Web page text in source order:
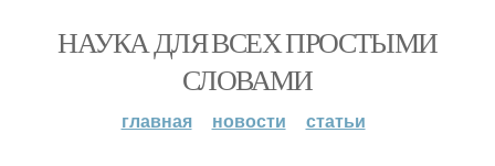
НАУКА ДЛЯ ВСЕХ ПРОСТЫМИ
СЛОВАМИ
главная новости статьи